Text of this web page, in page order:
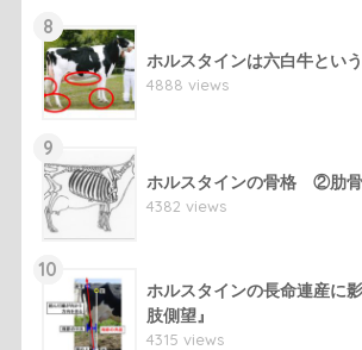
8
ホルスタインは六白牛という
4888 views
9
ホルスタインの骨格 ②肋骨
4382 views
10
ホルスタインの長命連産に
肢側望』
4315 views